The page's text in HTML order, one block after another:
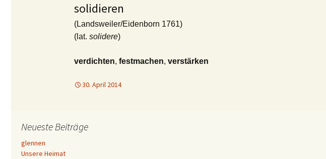
solidieren
(Landsweiler/Eidenborn 1761)
(lat. solidere)
verdichten, festmachen, verstärken
30. April 2014
Neueste Beiträge
glennen
Unsere Heimat